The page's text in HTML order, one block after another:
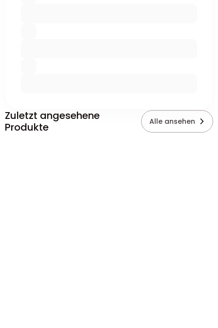
Zuletzt angesehene
Produkte
Alle ansehen